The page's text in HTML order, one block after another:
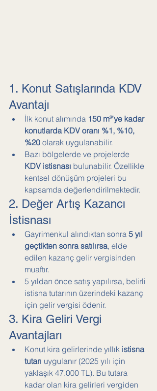
1. Konut Satışlarında KDV
Avantajı
İlk konut alımında 150 m²’ye kadar
konutlarda KDV oranı %1, %10,
%20 olarak uygulanabilir.
Bazı bölgelerde ve projelerde
KDV istisnası bulunabilir. Özellikle
kentsel dönüşüm projeleri bu
kapsamda değerlendirilmektedir.
2. Değer Artış Kazancı
İstisnası
Gayrimenkul alındıktan sonra 5 yıl
geçtikten sonra satılırsa, elde
edilen kazanç gelir vergisinden
muaftır.
5 yıldan önce satış yapılırsa, belirli
istisna tutarının üzerindeki kazanç
için gelir vergisi ödenir.
3. Kira Geliri Vergi
Avantajları
Konut kira gelirlerinde yıllık istisna
tutarı uygulanır (2025 yılı için
yaklaşık 47.000 TL). Bu tutara
kadar olan kira gelirleri vergiden